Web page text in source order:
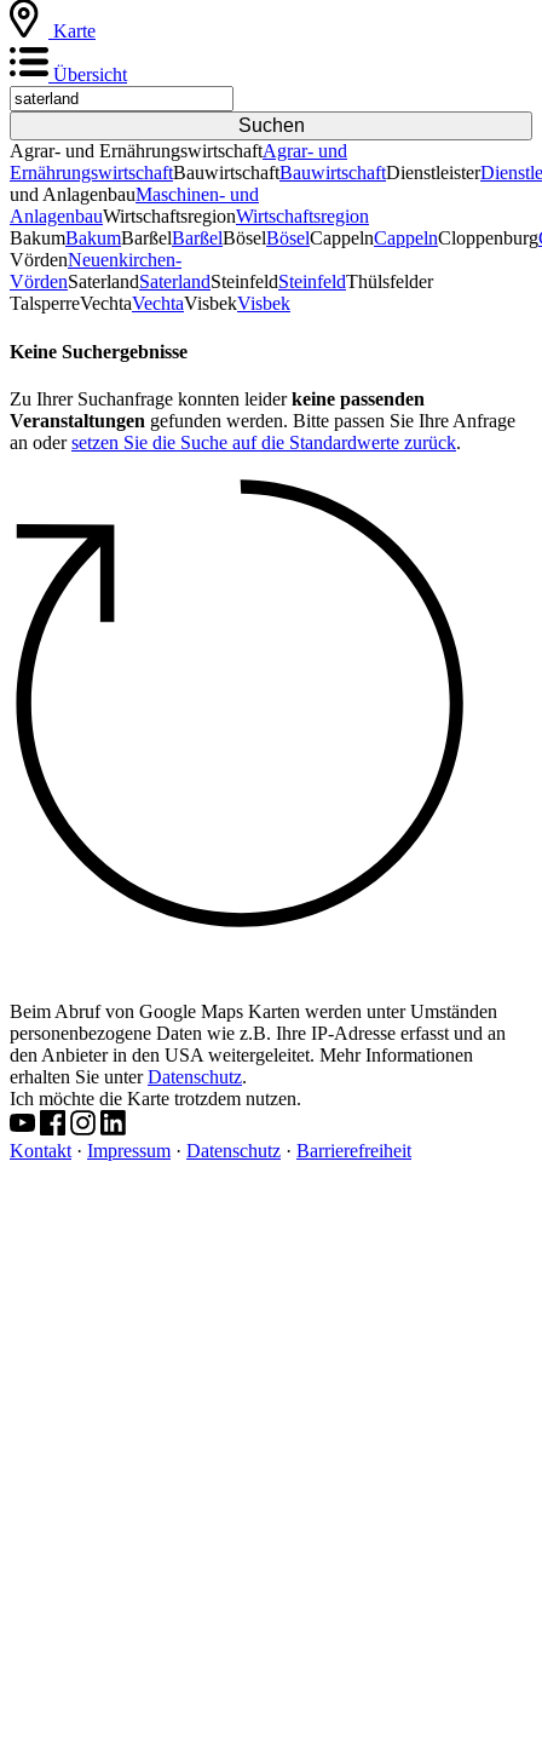
Karte
Übersicht
Agrar- und ErnährungswirtschaftAgrar- und
ErnährungswirtschaftBauwirtschaftBauwirtschaftDienstleister
und AnlagenbauMaschinen- und
AnlagenbauWirtschaftsregionWirtschaftsregion
BakumBakumBarßelBarßelBöselBöselCappelnCappelnCloppenburg
VördenNeuenkirchen-
VördenSaterlandSaterlandSteinfeldSteinfeldThülsfelder
TalsperreVechtaVechtaVisbekVisbek
Keine Suchergebnisse
Zu Ihrer Suchanfrage konnten leiderkeine passenden
Veranstaltungen gefunden werden. Bitte passen Sie Ihre Anfrage
an odersetzen Sie die Suche auf die Standardwerte zurück.
Beim Abruf von Google Maps Karten werden unter Umständen
personenbezogene Daten wie z.B. Ihre IP-Adresse erfasst und an
den Anbieter in den USA weitergeleitet. Mehr Informationen
erhalten Sie unterDatenschutz.
Ich möchte die Karte trotzdem nutzen.
Kontakt · Impressum · Datenschutz · Barrierefreiheit